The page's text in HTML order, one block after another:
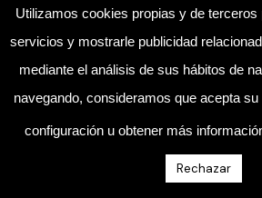
una metodología más
fútbol, directamente
de juego. Los contenidos
orientados a las exigencias
competición, la
planificación táctica. Es
Utilizamos cookies propias y de terceros
servicios y mostrarle publicidad
mediante el análisis de sus hábitos de
navegando, consideramos que acepta
configuración u obtener más
Rechazar